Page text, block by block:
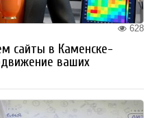
628
сайты в Каменске-
ваших